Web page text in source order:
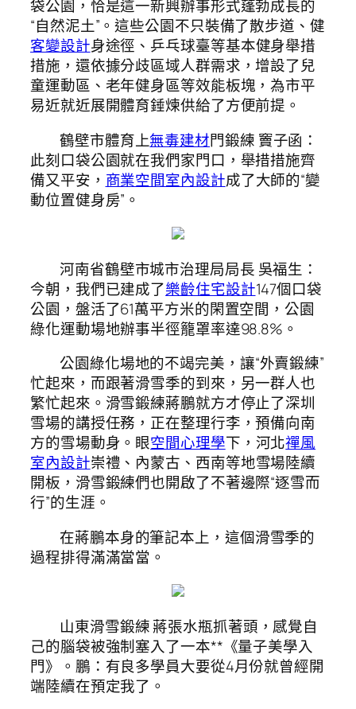
袋公園，恰是這一新興辦事形式蓬勃成長的
“自然泥土”。這些公園不只裝備了散步道、健
客變設計身途徑、乒乓球臺等基本健身舉措
措施，還依據分歧區域人群需求，增設了兒
童運動區、老年健身區等效能板塊，為市平
易近就近展開體育錘煉供給了方便前提。
鶴壁市體育上無毒建材門鍛練 竇子函：
此刻口袋公園就在我們家門口，舉措措施齊
備又平安， 商業空間室內設計成了大師的“變
動位置健身房”。
河南省鶴壁市城市治理局局長 吳福生：
今朝，我們已建成了樂齡住宅設計147個口袋
公園，盤活了61萬平方米的閑置空間，公園
綠化運動場地辦事半徑籠罩率達98.8%。
公園綠化場地的不竭完美，讓“外賣鍛練”
忙起來，而跟著滑雪季的到來，另一群人也
繁忙起來。滑雪鍛練蔣鵬就方才停止了深圳
雪場的講授任務，正在整理行李，預備向南
方的雪場動身。眼空間心理學下，河北禪風
室內設計崇禮、內蒙古、西南等地雪場陸續
開板，滑雪鍛練們也開啟了不著邊際“逐雪而
行”的生涯。
在蔣鵬本身的筆記本上，這個滑雪季的
過程排得滿滿當當。
山東滑雪鍛練 蔣張水瓶抓著頭，感覺自
己的腦袋被強制塞入了一本**《量子美學入
門》。鵬：有良多學員大要從4月份就曾經開
端陸續在預定我了。